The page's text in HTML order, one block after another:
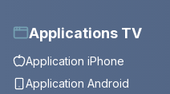
Applications TV
Application iPhone
Application Android